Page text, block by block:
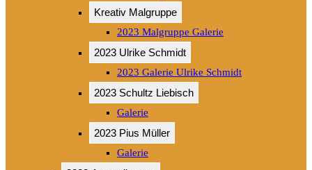
Kreativ Malgruppe
2023 Malgruppe Galerie
2023 Ulrike Schmidt
2023 Galerie Ulrike Schmidt
2023 Schultz Liebisch
Galerie
2023 Pius Müller
Galerie